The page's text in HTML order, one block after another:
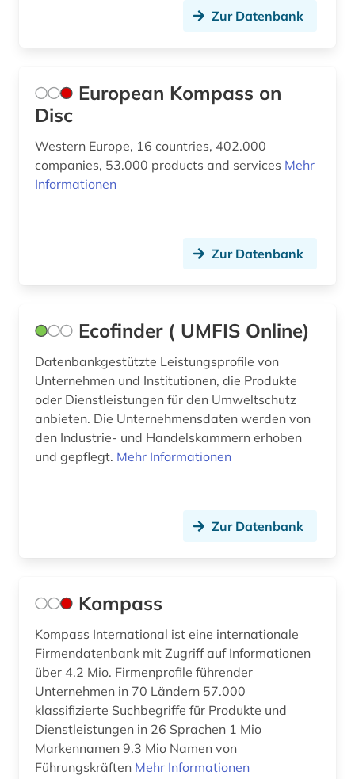
Zur Datenbank
European Kompass on
Disc
Western Europe, 16 countries, 402.000
companies, 53.000 products and services Mehr
Informationen
Zur Datenbank
Ecofinder ( UMFIS Online)
Datenbankgestützte Leistungsprofile von
Unternehmen und Institutionen, die Produkte
oder Dienstleistungen für den Umweltschutz
anbieten. Die Unternehmensdaten werden von
den Industrie- und Handelskammern erhoben
und gepflegt. Mehr Informationen
Zur Datenbank
Kompass
Kompass International ist eine internationale
Firmendatenbank mit Zugriff auf Informationen
über 4.2 Mio. Firmenprofile führender
Unternehmen in 70 Ländern 57.000
klassifizierte Suchbegriffe für Produkte und
Dienstleistungen in 26 Sprachen 1 Mio
Markennamen 9.3 Mio Namen von
Führungskräften Mehr Informationen